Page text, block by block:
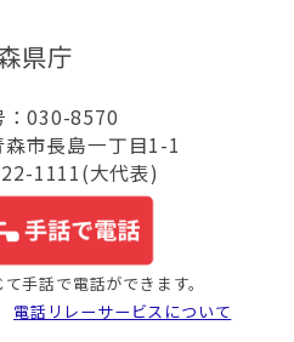
県庁
：030-8570
市長島一丁目1-1
1111(大代表)
手話で電話ができます。
電話リレーサービスについて